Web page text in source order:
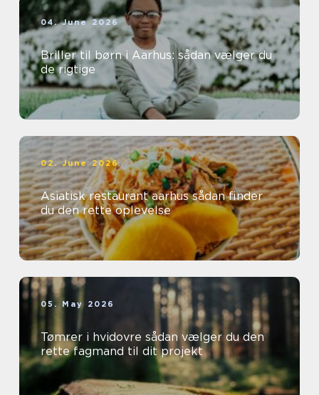
04. June 2026
Briller til børn i Aarhus: sådan vælger du
de rigtige
02. June 2026
Asiatisk restaurant aarhus sådan finder
du den rette oplevelse
05. May 2026
Tømrer i hvidovre sådan vælger du den
rette fagmand til dit projekt